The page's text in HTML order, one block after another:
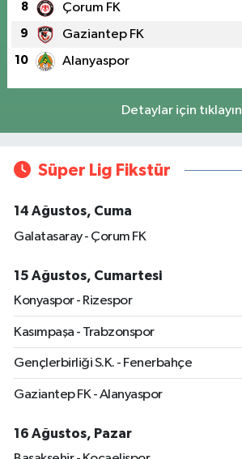
8 Çorum FK
9 Gaziantep FK
10 Alanyaspor
Detaylar için tıklayın
Süper Lig Fikstür
14 Ağustos, Cuma
Galatasaray - Çorum FK
15 Ağustos, Cumartesi
Konyaspor - Rizespor
Kasımpaşa - Trabzonspor
Gençlerbirliği S.K. - Fenerbahçe
Gaziantep FK - Alanyaspor
16 Ağustos, Pazar